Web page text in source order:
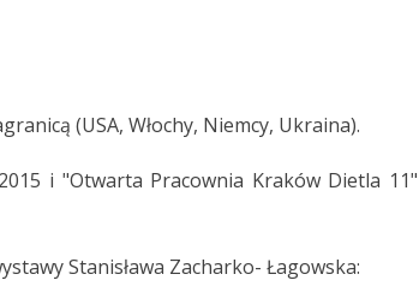
(USA, Włochy, Niemcy, Ukraina).
i "Otwarta Pracownia Kraków Dietla 11"
Stanisława Zacharko- Łagowska: